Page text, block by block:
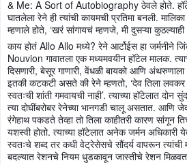
& Me: A Sort of Autobiography ठेवले होते.
घातलेला रेने ही त्यांची कायमची प्रतिमा बनली.
म्हणाले होते, ‘खरं सांगायचं म्हणजे, मी दुसऱ्या कुठल्याही
काय होतं Allo Allo मध्ये? रेने आर्टोईस हा जर्मनीने
Nouvion गावातला एक मध्यमवयीन हॉटेल मालक.
दिसणारी, बेसूर गाणारी, वेंधळी बायको आणि
इतकी कटकटी असते की रेने म्हणतो, ‘देव तिला लवकर
स्वतःची शांती गमवायची नाही’. त्याच्या हॉटेलात
त्या दोघींबरोबर रेनेच्या भानगडी चालू असतात. आणि
रंगेहाथ पकडते तेव्हा तो तिला काहीतरी कारण सांगून
यशस्वी होतो. त्याच्या हॉटेलात अनेक जर्मन अधिकारी
स्वतःचे शब्द तर कधी वेट्रेसेसचे सौंदर्य वापरून त्यांची
बदल्यात रेशनचे नियम धुडकावून जास्तीचे रेशन मिळवत